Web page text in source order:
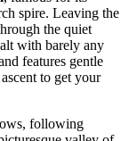
spire. Leaving the
the quiet
with barely any
features gentle
to get your
following